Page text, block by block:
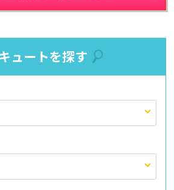
ュートを探す